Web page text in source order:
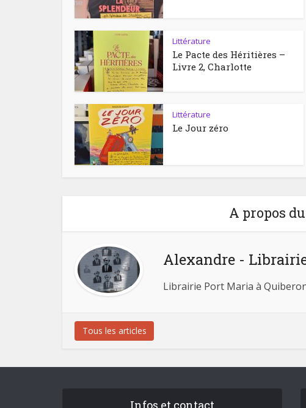
Littérature
Le Pacte des Héritières –
Livre 2, Charlotte
Littérature
Le Jour zéro
A propos
Alexandre -
Librairie Port Maria à
Tous les articles
Infos et contact